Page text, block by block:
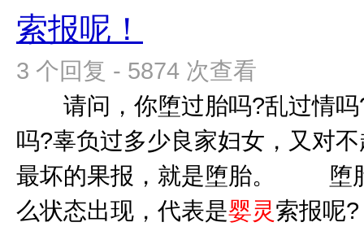
索报呢！
3 个回复 - 5874 次查看
请问，你堕过胎吗?乱过情吗
吗?辜负过多少良家妇女，又对
最坏的果报，就是堕胎。 堕
么状态出现，代表是婴灵索报